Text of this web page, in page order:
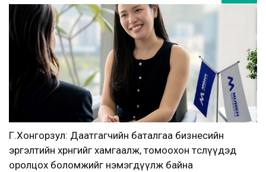
Г.Хонгорзул: Даатгагчийн баталгаа бизнесийн
эргэлтийн хөрөнгийг хамгаалж, томоохон төслүүдэд
оролцох боломжийг нэмэгдүүлж байна